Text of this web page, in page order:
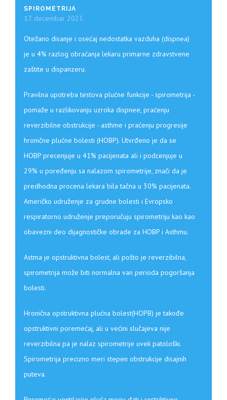
SPIROMETRIJA
17. decembar 2023.
Otežano disanje i osećaj nedostatka vazduha (dispnea)
je u 4% razlog obraćanja lekaru primarne zdravstvene
zaštite u dispanzeru.
Pravilna upotreba testova plućne funkcije - spirometrija -
pomaže u razlikovanju uzroka dispnee, praćenju
reverzibilne obstrukcije - asthme i praćenju progresije
hronične plućne bolesti (HOBP). Utvrđeno je da se
HOBP precenjuje u 41% pacijenata ali i podcenjuje u
29% u poređenju sa nalazom spirometrije, znači da je
predhodna procena lekara bila tačna u 30% pacijenata.
Američko udruženje za grudne bolesti i Evropsko
respiratorno udruženje preporučuju spirometriju kao kao
obavezni deo dijagnostičke obrade za HOBP i Asthmu.
Astma je opstruktivna bolest, ali pošto je reverzibilna,
spirometrija može biti normalna van perioda pogoršanja
bolesti.
Hronična opstruktivna plućna bolest(HOPB) je takođe
opstruktivni poremećaj, ali u većini slučajeva nije
reverzibilna pa je nalaz spirometrije uvek patološki.
Spirometrija precizno meri stepen obstrukcije disajnih
puteva.